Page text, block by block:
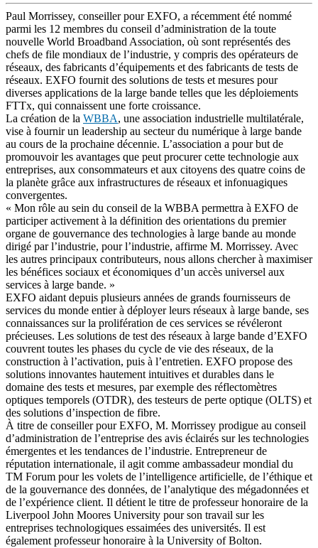
Entreprise
Emploi
Partenaires
Fournisseurs
Paul Morrissey, conseiller pour EXFO, a récemment été nommé
parmi les 12 membres du conseil d’administration de la toute
nouvelle World Broadband Association, où sont représentés des
chefs de file mondiaux de l’industrie, y compris des opérateurs de
réseaux, des fabricants d’équipements et des fabricants de tests de
réseaux. EXFO fournit des solutions de tests et mesures pour
diverses applications de la large bande telles que les déploiements
FTTx, qui connaissent une forte croissance.
La création de la WBBA, une association industrielle multilatérale,
vise à fournir un leadership au secteur du numérique à large bande
au cours de la prochaine décennie. L’association a pour but de
promouvoir les avantages que peut procurer cette technologie aux
entreprises, aux consommateurs et aux citoyens des quatre coins de
la planète grâce aux infrastructures de réseaux et infonuagiques
convergentes.
« Mon rôle au sein du conseil de la WBBA permettra à EXFO de
participer activement à la définition des orientations du premier
organe de gouvernance des technologies à large bande au monde
dirigé par l’industrie, pour l’industrie, affirme M. Morrissey. Avec
les autres principaux contributeurs, nous allons chercher à maximiser
les bénéfices sociaux et économiques d’un accès universel aux
services à large bande. »
EXFO aidant depuis plusieurs années de grands fournisseurs de
services du monde entier à déployer leurs réseaux à large bande, ses
connaissances sur la prolifération de ces services se révéleront
précieuses. Les solutions de test des réseaux à large bande d’EXFO
couvrent toutes les phases du cycle de vie des réseaux, de la
construction à l’activation, puis à l’entretien. EXFO propose des
solutions innovantes hautement intuitives et durables dans le
domaine des tests et mesures, par exemple des réflectomètres
optiques temporels (OTDR), des testeurs de perte optique (OLTS) et
des solutions d’inspection de fibre.
À titre de conseiller pour EXFO, M. Morrissey prodigue au conseil
d’administration de l’entreprise des avis éclairés sur les technologies
émergentes et les tendances de l’industrie. Entrepreneur de
réputation internationale, il agit comme ambassadeur mondial du
TM Forum pour les volets de l’intelligence artificielle, de l’éthique et
de la gouvernance des données, de l’analytique des mégadonnées et
de l’expérience client. Il détient le titre de professeur honoraire de la
Liverpool John Moores University pour son travail sur les
entreprises technologiques essaimées des universités. Il est
également professeur honoraire à la University of Bolton.